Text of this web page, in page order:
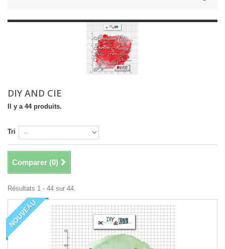
DIY AND CIE
Il y a 44 produits.
Tri
Comparer (0)
Résultats 1 - 44 sur 44.
NOUVEAU